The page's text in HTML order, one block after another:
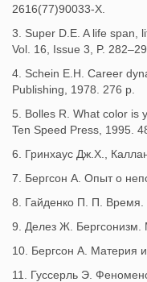
2616(77)90033-X.
3. Super D.E. A life span,
Vol. 16, Issue 3, P.
4. Schein E.H. Career
Publishing, 1978. 276 p.
5. Bolles R. What color is
Ten Speed Press, 1995.
6. Гринхаус Дж.Х.,
7. Бергсон А. Опыт о
8. Гайденко П. П. Время.
9. Делез Ж.
10. Бергсон А. Материя
11. Гуссерль Э.